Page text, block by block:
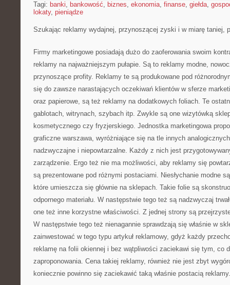
Tagi: banki, bankowość, biznes, ekonomia, finanse, giełda,
lokaty, pieniądze
Szukając reklamy wydajnej, przynoszącej zyski i w miarę taniej,
Firmy marketingowe posiadają dużo do zaoferowania swoim
reklamy na najważniejszym pułapie. Są to reklamy modne,
przynoszące profity. Reklamy te są produkowane pod
się do zawsze narastających oczekiwań klientów w sferze
oraz papierowe, są też reklamy na dodatkowych foliach. Te
gablotach, witrynach, szybach itp. Zwykle są one wizytówką
kosmetycznego czy fryzjerskiego. Jednostka marketingowa
graficzne warszawa, wyróżniające się na tle innych
nadzwyczajne i niepowtarzalne. Każdy z nich jest
zarządzenie. Ergo też nie ma możliwości, aby reklamy się
są prezentowane pod różnymi postaciami. Niesłychanie modne
które umieszcza się głównie na sklepach. Takie folie są
odpornego materiału. W następstwie tego też są nadzwyczaj
one też inne korzystne właściwości. Z jednej strony są
W następstwie tego też nienagannie sprawdzają się właśnie w
zainwestować w tego typu artykuł reklamowy, gdyż każdy
reklamę na folii okiennej i bez wątpliwości zaciekawi się tym, co
zaproponowania. Cena takiej reklamy, również nie jest zbyt
koniecznie powinno się zaciekawić taką właśnie postacią reklamy.